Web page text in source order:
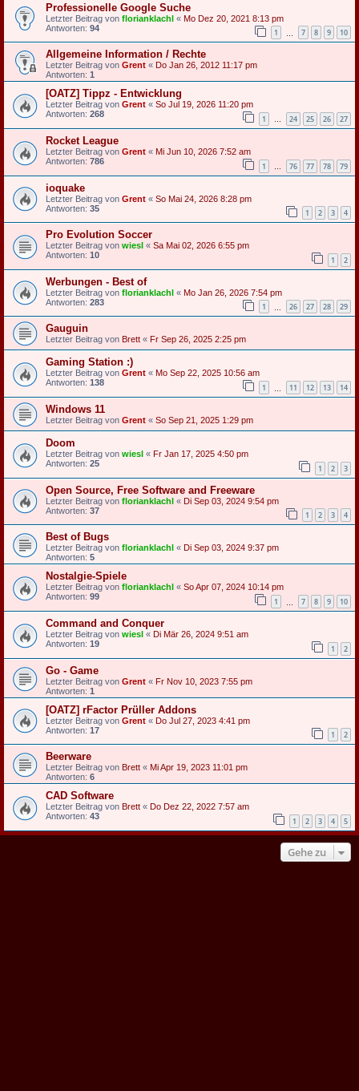
Professionelle Google Suche
Letzter Beitrag von florianklachl « Mo Dez 20, 2021 8:13 pm
Antworten: 94 1 7 8 9 10
Allgemeine Information / Rechte
Letzter Beitrag von Grent « Do Jan 26, 2012 11:17 pm
Antworten: 1
[OATZ] Tippz - Entwicklung
Letzter Beitrag von Grent « So Jul 19, 2026 11:20 pm
Antworten: 268 1 … 24 25 26 27
Rocket League
Letzter Beitrag von Grent « Mi Jun 10, 2026 7:52 am
Antworten: 786 1 … 76 77 78 79
ioquake
Letzter Beitrag von Grent « So Mai 24, 2026 8:28 pm
Antworten: 35 1 2 3 4
Pro Evolution Soccer
Letzter Beitrag von wiesl « Sa Mai 02, 2026 6:55 pm
Antworten: 10 1 2
Werbungen - Best of
Letzter Beitrag von florianklachl « Mo Jan 26, 2026 7:54 pm
Antworten: 283 1 26 27 28 29
Gauguin
Letzter Beitrag von Brett « Fr Sep 26, 2025 2:25 pm
Gaming Station :)
Letzter Beitrag von Grent « Mo Sep 22, 2025 10:56 am
Antworten: 138 1 11 12 13 14
Windows 11
Letzter Beitrag von Grent « So Sep 21, 2025 1:29 pm
Doom
Letzter Beitrag von wiesl « Fr Jan 17, 2025 4:50 pm
Antworten: 25 1 2 3
Open Source, Free Software and Freeware
Letzter Beitrag von florianklachl « Di Sep 03, 2024 9:54 pm
Antworten: 37 1 2 3 4
Best of Bugs
Letzter Beitrag von florianklachl « Di Sep 03, 2024 9:37 pm
Antworten: 5
Nostalgie-Spiele
Letzter Beitrag von florianklachl « So Apr 07, 2024 10:14 pm
Antworten: 99 1 7 8 9 10
Command and Conquer
Letzter Beitrag von wiesl « Di Mär 26, 2024 9:51 am
Antworten: 19 1 2
Go - Game
Letzter Beitrag von Grent « Fr Nov 10, 2023 7:55 pm
Antworten: 1
[OATZ] rFactor Prüller Addons
Letzter Beitrag von Grent « Do Jul 27, 2023 4:41 pm
Antworten: 17 1 2
Beerware
Letzter Beitrag von Brett « Mi Apr 19, 2023 11:01 pm
Antworten: 6
CAD Software
Letzter Beitrag von Brett « Do Dez 22, 2022 7:57 am
Antworten: 43 1 2 3 4 5
Gehe zu